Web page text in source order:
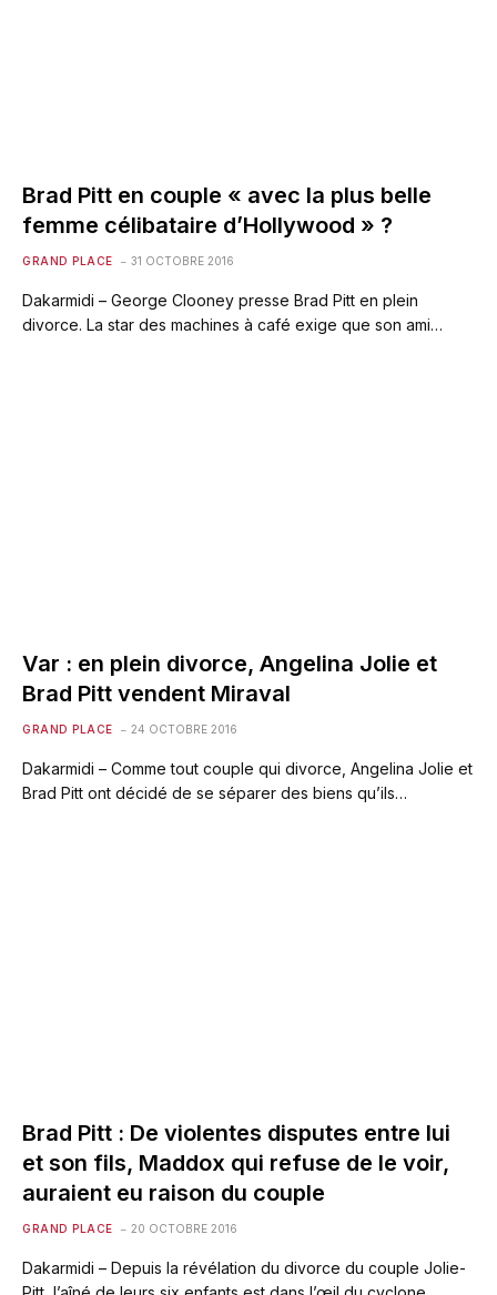
Brad Pitt en couple « avec la plus belle
femme célibataire d’Hollywood » ?
GRAND PLACE 31 OCTOBRE 2016
Dakarmidi – George Clooney presse Brad Pitt en plein
divorce. La star des machines à café exige que son ami…
Var : en plein divorce, Angelina Jolie et
Brad Pitt vendent Miraval
GRAND PLACE 24 OCTOBRE 2016
Dakarmidi – Comme tout couple qui divorce, Angelina Jolie et
Brad Pitt ont décidé de se séparer des biens qu’ils…
Brad Pitt : De violentes disputes entre lui
et son fils, Maddox qui refuse de le voir,
auraient eu raison du couple
GRAND PLACE 20 OCTOBRE 2016
Dakarmidi – Depuis la révélation du divorce du couple Jolie-